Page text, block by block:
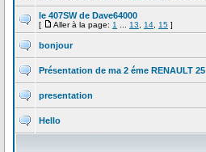
le 407SW de Dave64000
[ Aller à la page: 1 13 14 15 ]
bonjour
Présentation de ma 2 éme RENAULT 25
presentation
Hello